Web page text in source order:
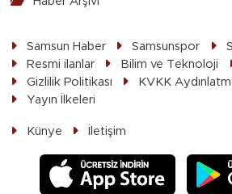
Samsun Haber Samsunspor
Resmi ilanlar
Bilim ve Teknoloji
Gizlilik Politikası
KVKK
Yayın İlkeleri
Künye İletişim